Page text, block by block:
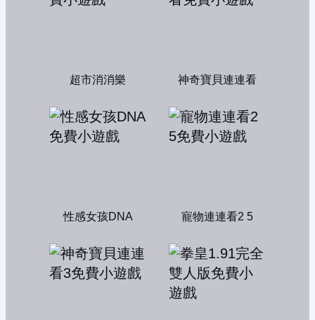
超市消消樂 神奇寶貝連連看
性感女孩DNA 寵物連連看2 5